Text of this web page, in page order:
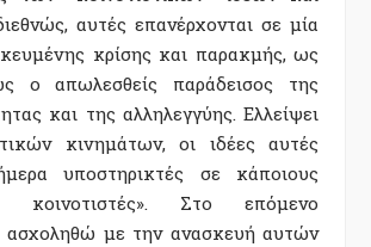
αυτές επανέρχονται σε μία
κρίσης και παρακμής, ως
ο απωλεσθείς παράδεισος της
και της αλληλεγγύης. Ελλείψει
κινημάτων, οι ιδέες αυτές
υποστηρικτές σε κάποιους
κοινοτιστές». Στο επόμενο
ασχοληθώ με την ανασκευή αυτών